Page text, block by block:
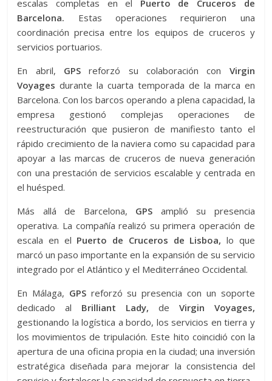
escalas completas en el Puerto de Cruceros de
Barcelona. Estas operaciones requirieron una
coordinación precisa entre los equipos de cruceros y
servicios portuarios.
En abril, GPS reforzó su colaboración con Virgin
Voyages durante la cuarta temporada de la marca en
Barcelona. Con los barcos operando a plena capacidad, la
empresa gestionó complejas operaciones de
reestructuración que pusieron de manifiesto tanto el
rápido crecimiento de la naviera como su capacidad para
apoyar a las marcas de cruceros de nueva generación
con una prestación de servicios escalable y centrada en
el huésped.
Más allá de Barcelona, ​​GPS amplió su presencia
operativa. La compañía realizó su primera operación de
escala en el Puerto de Cruceros de Lisboa, lo que
marcó un paso importante en la expansión de su servicio
integrado por el Atlántico y el Mediterráneo Occidental.
En Málaga, GPSreforzó su presencia con un soporte
dedicado al Brilliant Lady, de Virgin Voyages,
gestionando la logística a bordo, los servicios en tierra y
los movimientos de tripulación. Este hito coincidió con la
apertura de una oficina propia en la ciudad; una inversión
estratégica diseñada para mejorar la consistencia del